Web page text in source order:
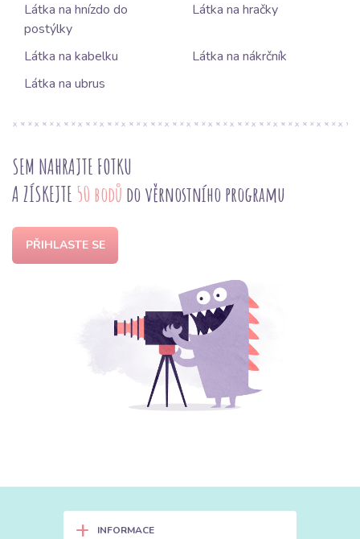
Látka na hnízdo do
postýlky
Látka na hračky
Látka na kabelku
Látka na nákrčník
Látka na ubrus
SEM NAHRAJTE FOTKU
A ZÍSKEJTE 50 bodů do věrnostního programu
PŘIHLASTE SE
+ INFORMACE